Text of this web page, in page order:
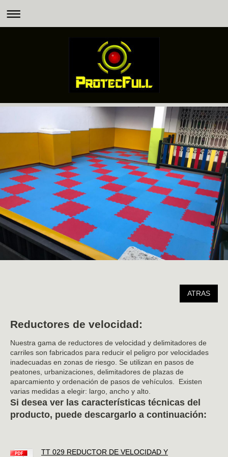
ATRAS
Reductores de velocidad:
Nuestra gama de reductores de velocidad y delimitadores de
carriles son fabricados para reducir el peligro por velocidades
inadecuadas en zonas de riesgo. Se utilizan en pasos de
peatones, urbanizaciones, delimitadores de plazas de
aparcamiento y ordenación de pasos de vehículos. Existen
varias medidas a elegir: largo, ancho y alto.
Si desea ver las características técnicas del
producto, puede descargarlo a continuación:
TT 029 REDUCTOR DE VELOCIDAD Y